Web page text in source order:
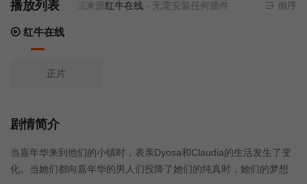
播放列表当前资源来源红牛在线- 无需安装任何插件 倒序
红牛在线
正片
剧情简介
当嘉年华来到他们的小镇时，表亲Dyosa和Claudia的生活发生了变
化。当她们都向嘉年华的男人们投降了她们的纯真时，她们的梦想